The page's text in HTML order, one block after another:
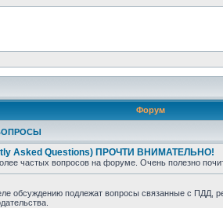
Форум
Asked Questions) ПРОЧТИ ВНИМАТЕЛЬНО!
частых вопросов на форуме. Очень полезно
обсуждению подлежат вопросы связанные с ПДД,